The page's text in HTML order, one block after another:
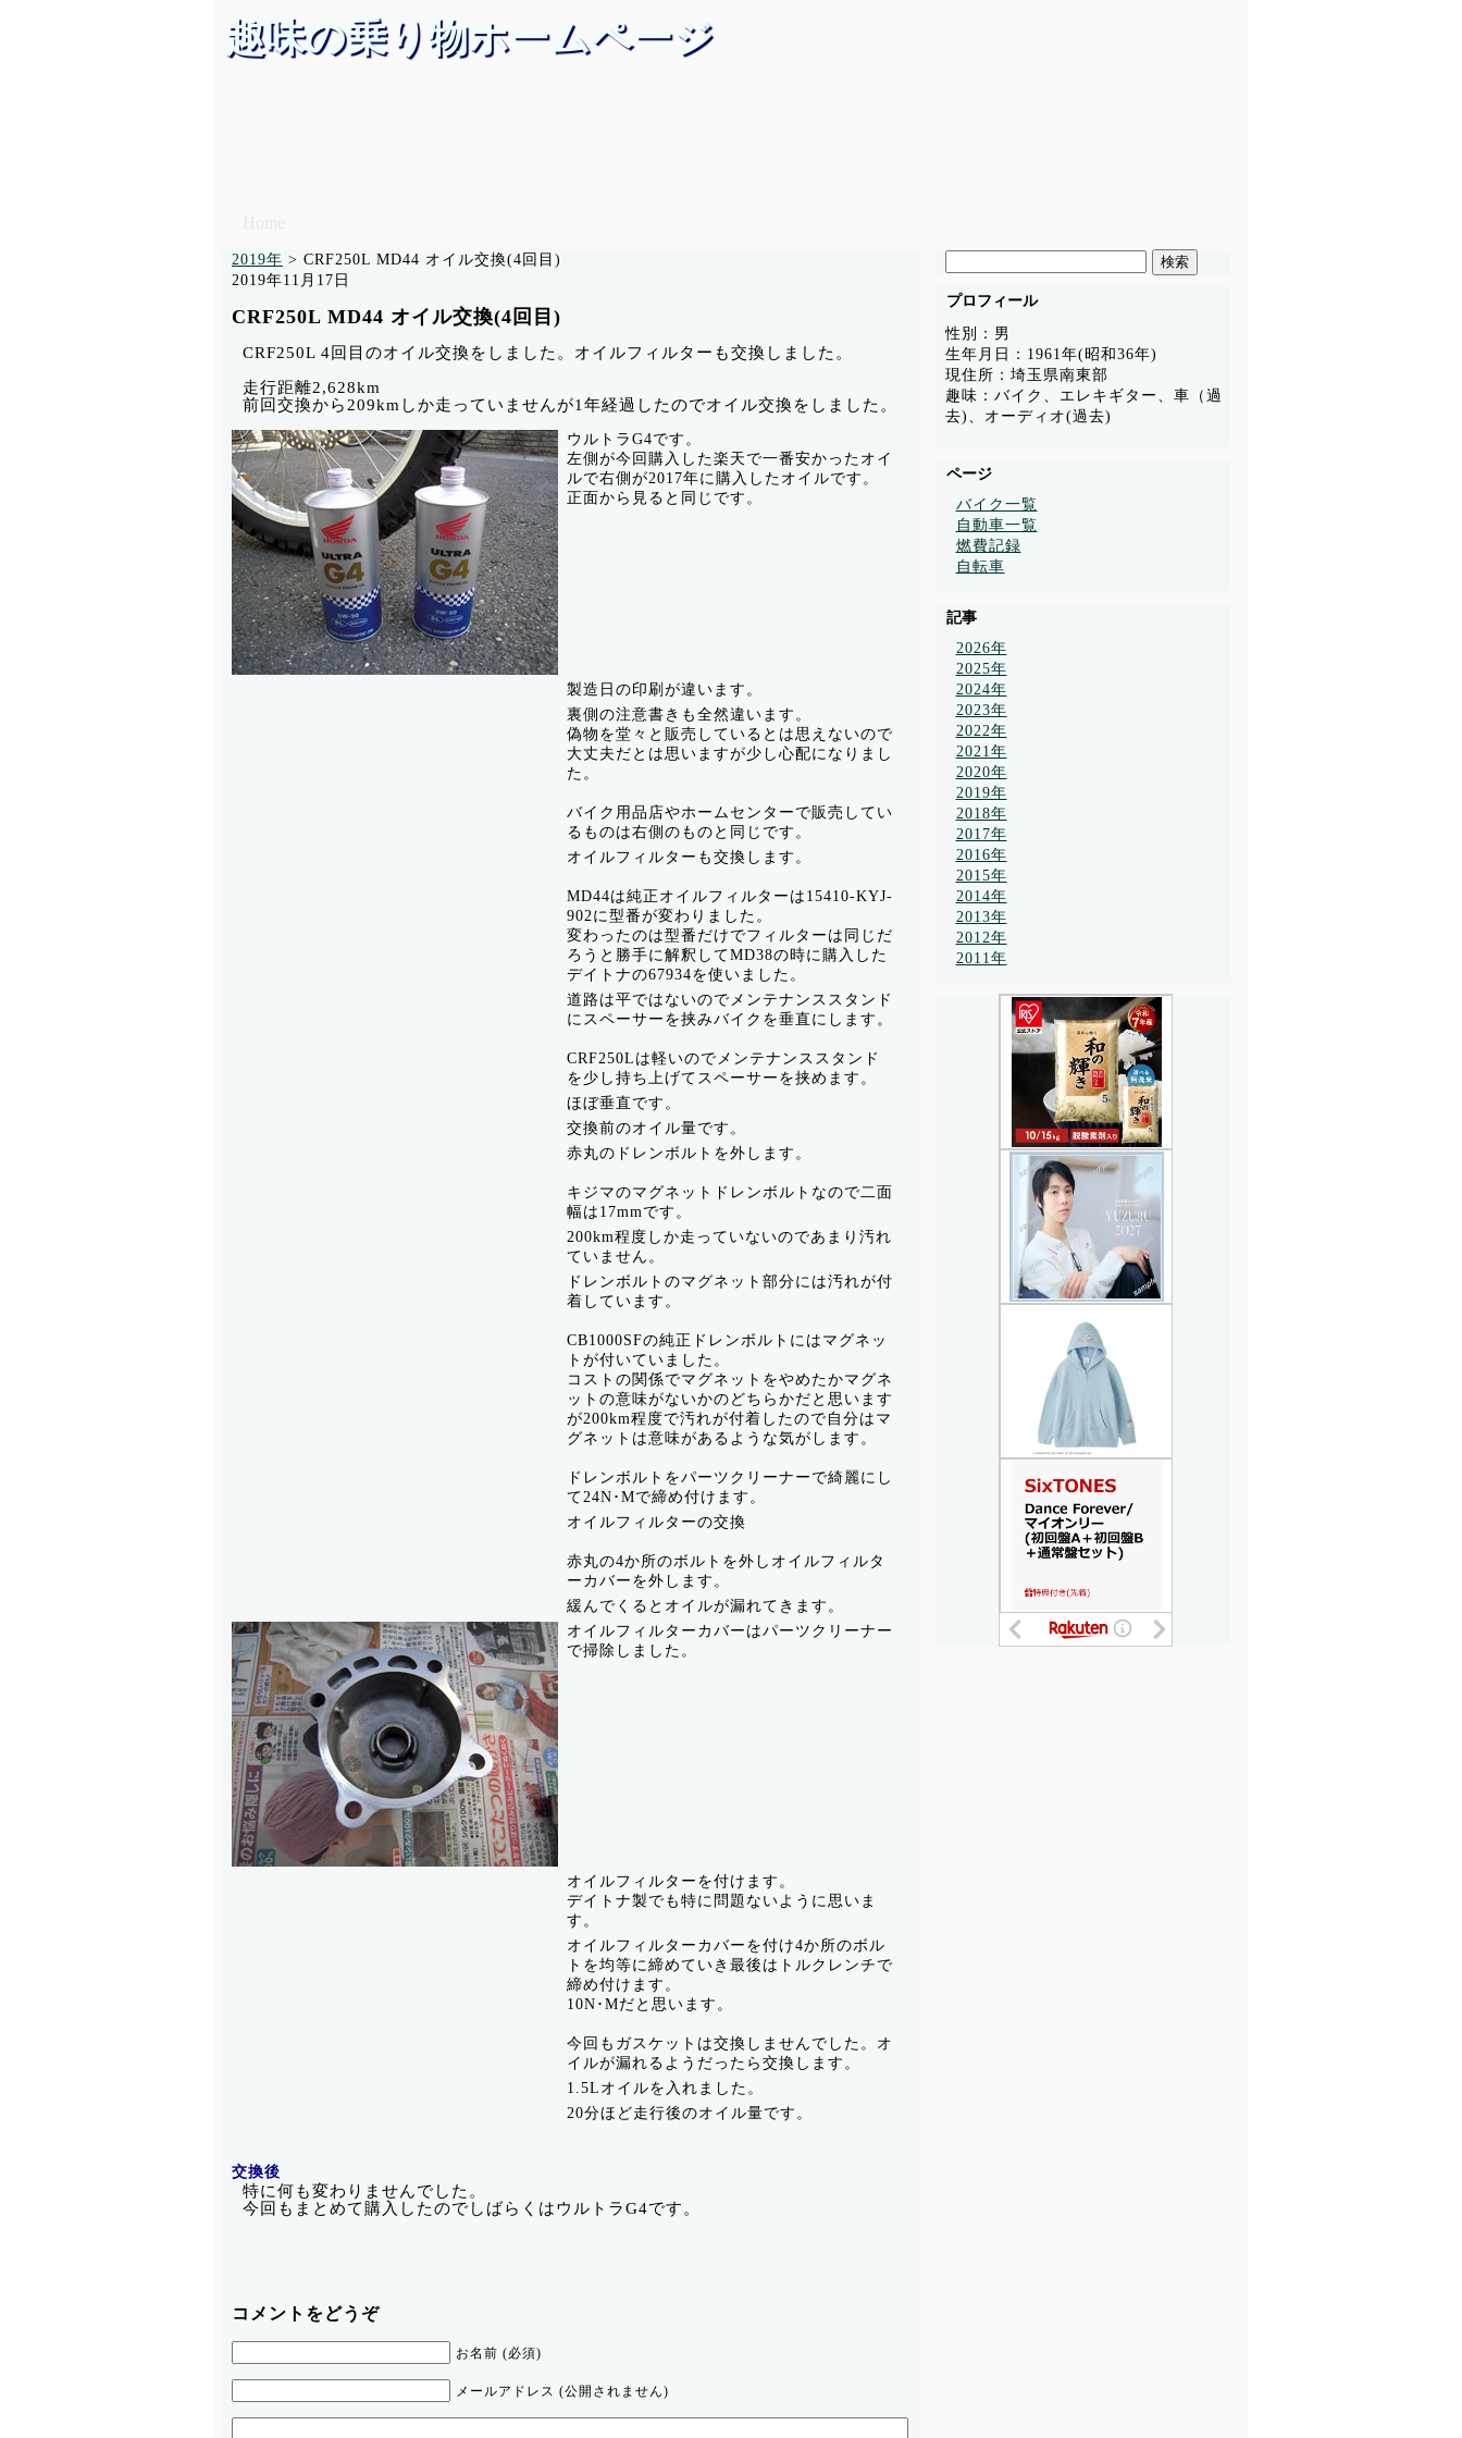
趣味の乗り物ホームページ
Home
2019年 > CRF250L MD44 オイル交換(4回目)
2019年11月17日
CRF250L MD44 オイル交換(4回目)
CRF250L 4回目のオイル交換をしました。オイルフィルターも交換しました。
走行距離2,628km
前回交換から209kmしか走っていませんが1年経過したのでオイル交換をしました。
ウルトラG4です。
左側が今回購入した楽天で一番安かったオイ
ルで右側が2017年に購入したオイルです。
正面から見ると同じです。
製造日の印刷が違います。
裏側の注意書きも全然違います。
偽物を堂々と販売しているとは思えないので
大丈夫だとは思いますが少し心配になりまし
た。
バイク用品店やホームセンターで販売してい
るものは右側のものと同じです。
オイルフィルターも交換します。
MD44は純正オイルフィルターは15410-KYJ-
902に型番が変わりました。
変わったのは型番だけでフィルターは同じだ
ろうと勝手に解釈してMD38の時に購入した
デイトナの67934を使いました。
道路は平ではないのでメンテナンススタンド
にスペーサーを挟みバイクを垂直にします。
CRF250Lは軽いのでメンテナンススタンド
を少し持ち上げてスペーサーを挟めます。
ほぼ垂直です。
交換前のオイル量です。
赤丸のドレンボルトを外します。
キジマのマグネットドレンボルトなので二面
幅は17mmです。
200km程度しか走っていないのであまり汚れ
ていません。
ドレンボルトのマグネット部分には汚れが付
着しています。
CB1000SFの純正ドレンボルトにはマグネッ
トが付いていました。
コストの関係でマグネットをやめたかマグネ
ットの意味がないかのどちらかだと思います
が200km程度で汚れが付着したので自分はマ
グネットは意味があるような気がします。
ドレンボルトをパーツクリーナーで綺麗にし
て24N･Mで締め付けます。
オイルフィルターの交換
赤丸の4か所のボルトを外しオイルフィルタ
ーカバーを外します。
緩んでくるとオイルが漏れてきます。
オイルフィルターカバーはパーツクリーナー
で掃除しました。
オイルフィルターを付けます。
デイトナ製でも特に問題ないように思いま
す。
オイルフィルターカバーを付け4か所のボル
トを均等に締めていき最後はトルクレンチで
締め付けます。
10N･Mだと思います。
今回もガスケットは交換しませんでした。オ
イルが漏れるようだったら交換します。
1.5Lオイルを入れました。
20分ほど走行後のオイル量です。
交換後
特に何も変わりませんでした。
今回もまとめて購入したのでしばらくはウルトラG4です。
コメントをどうぞ
お名前 (必須)
メールアドレス (公開されません)
プロフィール
性別：男
生年月日：1961年(昭和36年)
現住所：埼玉県南東部
趣味：バイク、エレキギター、車（過
去)、オーディオ(過去)
ページ
バイク一覧
自動車一覧
燃費記録
自転車
記事
2026年
2025年
2024年
2023年
2022年
2021年
2020年
2019年
2018年
2017年
2016年
2015年
2014年
2013年
2012年
2011年